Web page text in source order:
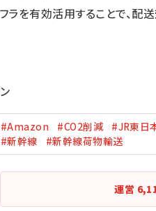
ラを有効活用することで、
#Amazon #CO2削減 #JR東日
#新幹線
#新幹線荷物輸送
運営